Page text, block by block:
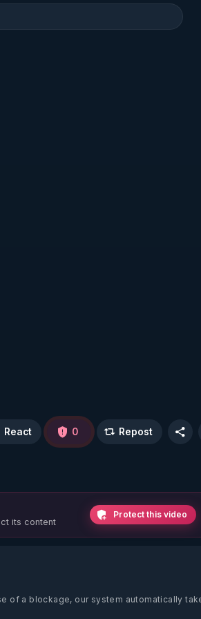
React 0 Repost
its content
Protect this video
of a blockage, our system automatically